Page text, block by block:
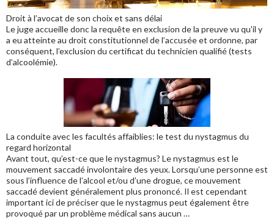
Droit à l’avocat de son choix et sans délai
Le juge accueille donc la requête en exclusion de la preuve vu qu'il y
a eu atteinte au droit constitutionnel de l’accusée et ordonne, par
conséquent, l’exclusion du certificat du technicien qualifié (tests
d’alcoolémie).
La conduite avec les facultés affaiblies: le test du nystagmus du
regard horizontal
Avant tout, qu’est-ce que le nystagmus? Le nystagmus est le
mouvement saccadé involontaire des yeux. Lorsqu’une personne est
sous l’influence de l’alcool et/ou d’une drogue, ce mouvement
saccadé devient généralement plus prononcé. Il est cependant
important ici de préciser que le nystagmus peut également être
provoqué par un problème médical sans aucun …